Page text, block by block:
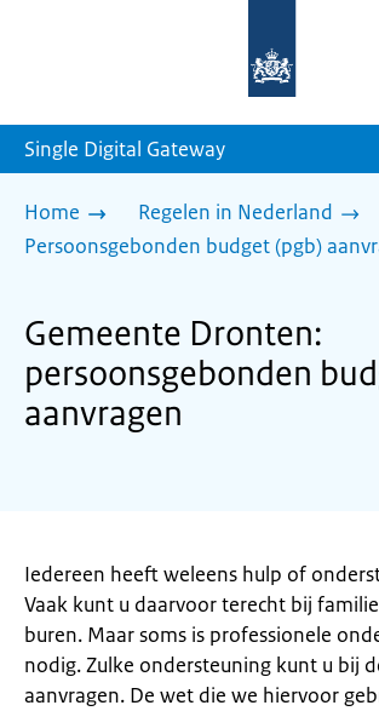
homepage
Single Digital Gateway
Home
Regelen in Nederland
Persoonsgebonden budget (pgb)
Gemeente Dronten:
persoonsgebonden
aanvragen
Iedereen heeft weleens hulp of
Vaak kunt u daarvoor terecht bij
buren. Maar soms is professionele
nodig. Zulke ondersteuning kunt u bij
aanvragen. De wet die we hiervoor